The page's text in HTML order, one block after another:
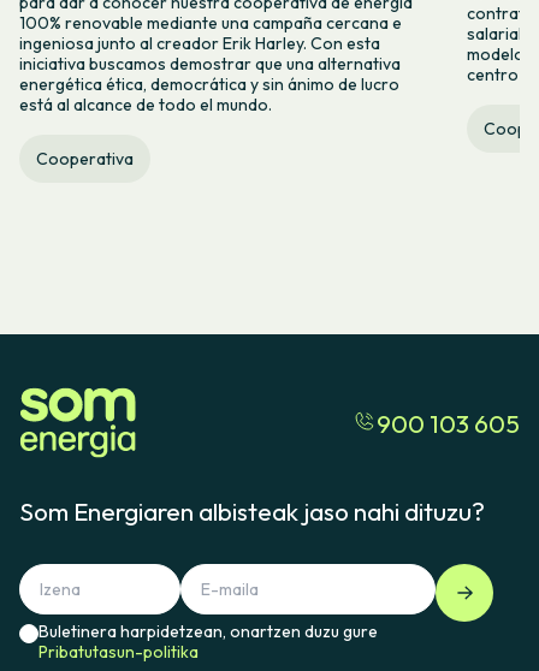
100% renovable mediante una campaña cercana e
ingeniosa junto al creador Erik Harley. Con esta
iniciativa buscamos demostrar que una alternativa
energética ética, democrática y sin ánimo de lucro
está al alcance de todo el mundo.
Cooperativa
salarial y
modelo
centro
900 103 605
Som Energiaren albisteak jaso nahi dituzu?
Buletinera harpidetzean, onartzen duzu gure
Pribatutasun-politika